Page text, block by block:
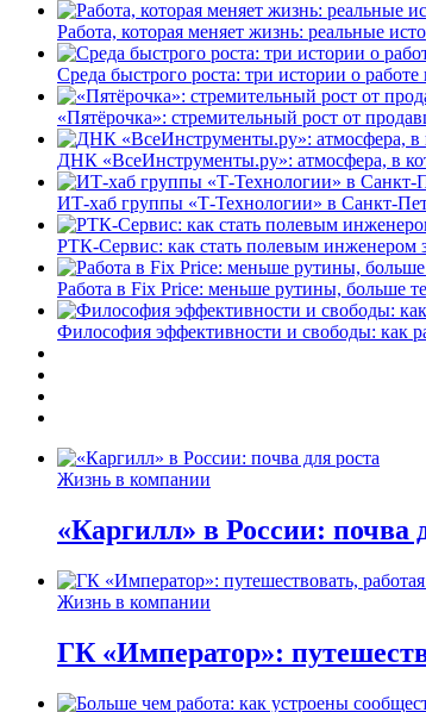
Работа, которая меняет жизнь: реальные
Среда быстрого роста: три истории о
«Пятёрочка»: стремительный рост от
ДНК «ВсеИнструменты.ру»: атмосфера, в
ИТ-хаб группы «Т-Технологии» в Санкт-
РТК-Сервис: как стать полевым инженером
Работа в Fix Price: меньше рутины, больше
Философия эффективности и свободы: как
Жизнь в компании
«Каргилл» в России: почва
Жизнь в компании
ГК «Император»: